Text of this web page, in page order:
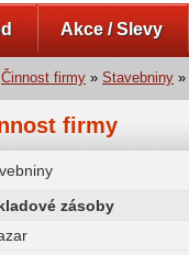
Akce / Slevy
Činnost firmy » Stavebniny »
firmy
zásoby